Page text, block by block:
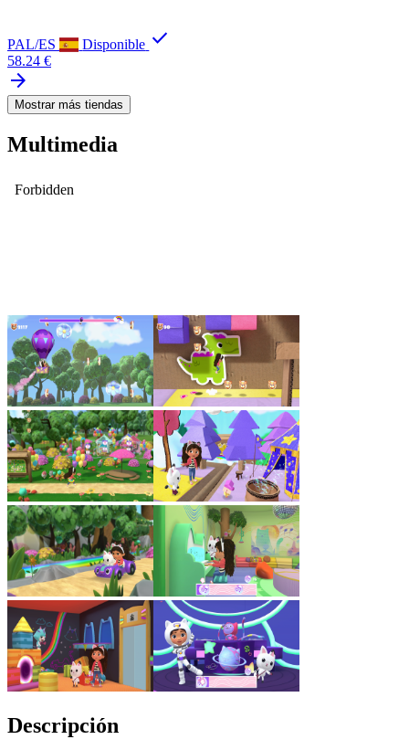
PAL/ES Disponible check
58.24 €
arrow_forward
Mostrar más tiendas
Multimedia
Descripción